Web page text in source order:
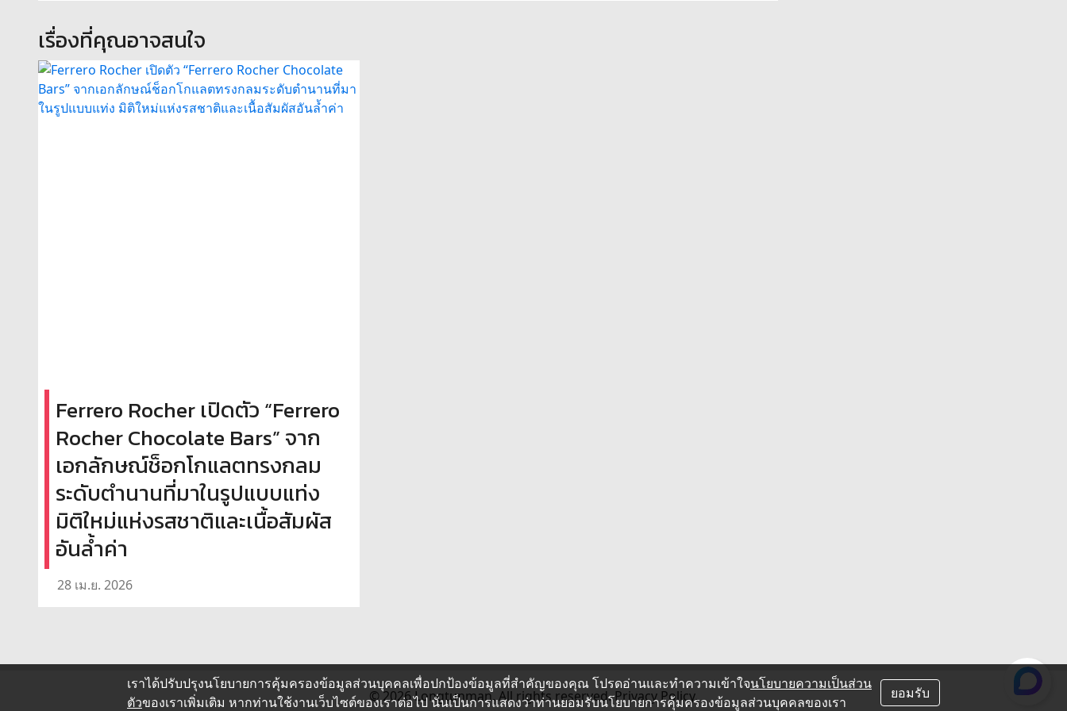
เรื่องที่คุณอาจสนใจ
Ferrero Rocher เปิดตัว “Ferrero
Rocher Chocolate Bars” จาก
เอกลักษณ์ช็อกโกแลตทรงกลม
ระดับตำนานที่มาในรูปแบบแท่ง
มิติใหม่แห่งรสชาติและเนื้อสัมผัส
อันล้ำค่า
28 เม.ย. 2026
© 2026 Longtunman. All rights reserved.Privacy Policy.
เราได้ปรับปรุงนโยบายการคุ้มครองข้อมูลส่วนบุคคลเพื่อปกป้องข้อมูลที่สำคัญของคุณ โปรดอ่านและทำความเข้าใจนโยบายความเป็นส่วน
ตัวของเราเพิ่มเติม หากท่านใช้งานเว็บไซต์ของเราต่อไป นั่นเป็นการแสดงว่าท่านยอมรับนโยบายการคุ้มครองข้อมูลส่วนบุคคลของเรา
ยอมรับ